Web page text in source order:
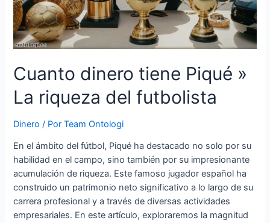
Cuanto dinero tiene Piqué »
La riqueza del futbolista
Dinero / PorTeam Ontologi
En el ámbito del fútbol, Piqué ha destacado no solo por su
habilidad en el campo, sino también por su impresionante
acumulación de riqueza. Este famoso jugador español ha
construido un patrimonio neto significativo a lo largo de su
carrera profesional y a través de diversas actividades
empresariales. En este artículo, exploraremos la magnitud